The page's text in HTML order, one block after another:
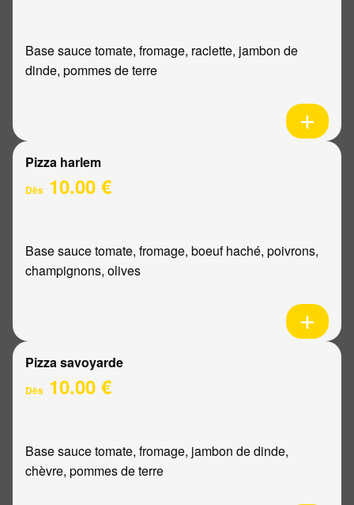
Base sauce tomate, fromage, raclette, jambon de
dinde, pommes de terre
Pizza harlem
Dès 10.00 €
Base sauce tomate, fromage, boeuf haché, poivrons,
champignons, olives
Pizza savoyarde
Dès 10.00 €
Base sauce tomate, fromage, jambon de dinde,
chèvre, pommes de terre